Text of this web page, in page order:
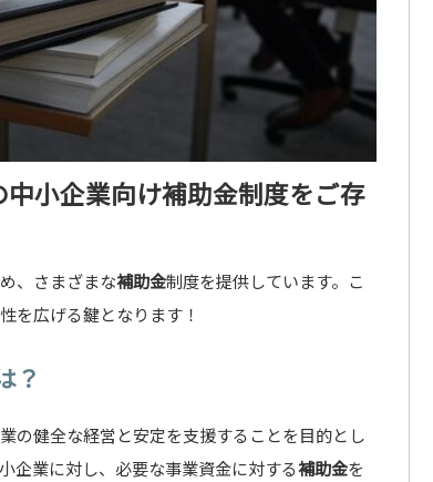
小企業向け補助金制度をご存
、さまざまな補助金制度を提供しています。こ
を広げる鍵となります！
？
の健全な経営と安定を支援することを目的とし
企業に対し、必要な事業資金に対する補助金を